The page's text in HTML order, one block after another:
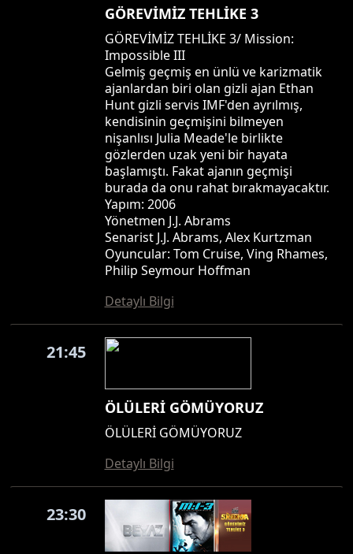
GÖREVİMİZ TEHLİKE 3
GÖREVİMİZ TEHLİKE 3/ Mission:
Impossible III
Gelmiş geçmiş en ünlü ve karizmatik
ajanlardan biri olan gizli ajan Ethan
Hunt gizli servis IMF'den ayrılmış,
kendisinin geçmişini bilmeyen
nişanlısı Julia Meade'le birlikte
gözlerden uzak yeni bir hayata
başlamıştı. Fakat ajanın geçmişi
burada da onu rahat bırakmayacaktır.
Yapım: 2006
Yönetmen J.J. Abrams
Senarist J.J. Abrams, Alex Kurtzman
Oyuncular: Tom Cruise, Ving Rhames,
Philip Seymour Hoffman
Detaylı Bilgi
21:45
ÖLÜLERİ GÖMÜYORUZ
ÖLÜLERİ GÖMÜYORUZ
Detaylı Bilgi
23:30